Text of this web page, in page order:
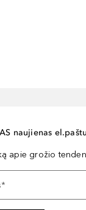
naujienas
apie grožio
*